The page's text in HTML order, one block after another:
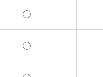
◯
◯